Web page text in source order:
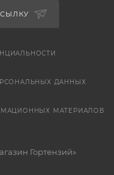
ДАННЫХ
МАТЕРИАЛОВ
Гортензий»